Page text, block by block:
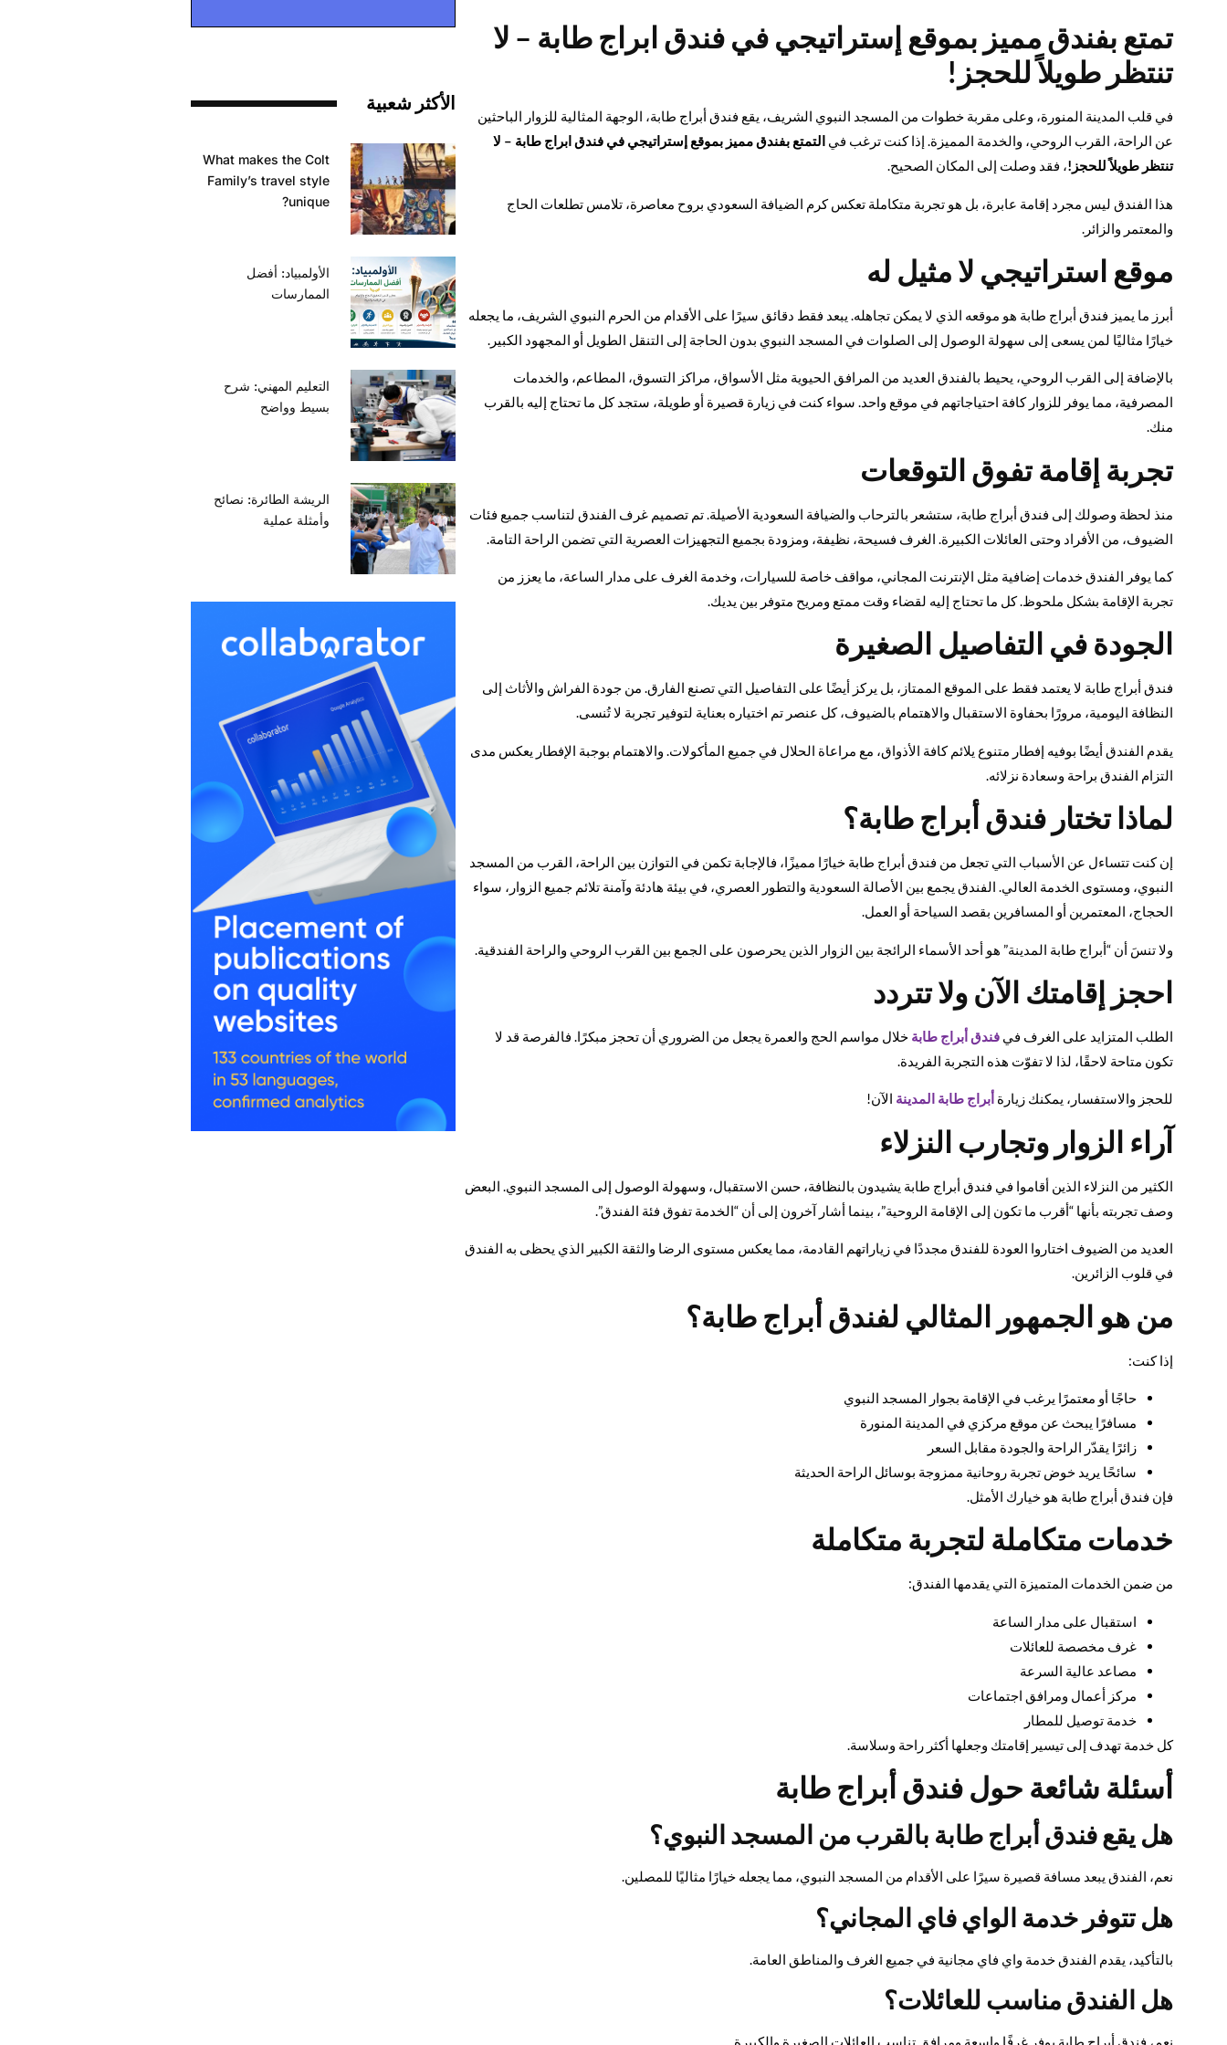
تمتع بفندق مميز بموقع إستراتيجي في فندق ابراج طابة – لا
تنتظر طويلاً للحجز!
في قلب المدينة المنورة، وعلى مقربة خطوات من المسجد النبوي الشريف، يقع فندق أبراج طابة، الوجهة المثالية للزوار الباحثين
عن الراحة، القرب الروحي، والخدمة المميزة. إذا كنت ترغب في التمتع بفندق مميز بموقع إستراتيجي في فندق ابراج طابة – لا
تنتظر طويلاً للحجز!، فقد وصلت إلى المكان الصحيح.
هذا الفندق ليس مجرد إقامة عابرة، بل هو تجربة متكاملة تعكس كرم الضيافة السعودي بروح معاصرة، تلامس تطلعات الحاج
والمعتمر والزائر.
موقع استراتيجي لا مثيل له
أبرز ما يميز فندق أبراج طابة هو موقعه الذي لا يمكن تجاهله. يبعد فقط دقائق سيرًا على الأقدام من الحرم النبوي الشريف، ما يجعله
خيارًا مثاليًا لمن يسعى إلى سهولة الوصول إلى الصلوات في المسجد النبوي بدون الحاجة إلى التنقل الطويل أو المجهود الكبير.
بالإضافة إلى القرب الروحي، يحيط بالفندق العديد من المرافق الحيوية مثل الأسواق، مراكز التسوق، المطاعم، والخدمات
المصرفية، مما يوفر للزوار كافة احتياجاتهم في موقع واحد. سواء كنت في زيارة قصيرة أو طويلة، ستجد كل ما تحتاج إليه بالقرب
منك.
تجربة إقامة تفوق التوقعات
منذ لحظة وصولك إلى فندق أبراج طابة، ستشعر بالترحاب والضيافة السعودية الأصيلة. تم تصميم غرف الفندق لتناسب جميع فئات
الضيوف، من الأفراد وحتى العائلات الكبيرة. الغرف فسيحة، نظيفة، ومزودة بجميع التجهيزات العصرية التي تضمن الراحة التامة.
كما يوفر الفندق خدمات إضافية مثل الإنترنت المجاني، مواقف خاصة للسيارات، وخدمة الغرف على مدار الساعة، ما يعزز من
تجربة الإقامة بشكل ملحوظ. كل ما تحتاج إليه لقضاء وقت ممتع ومريح متوفر بين يديك.
الجودة في التفاصيل الصغيرة
فندق أبراج طابة لا يعتمد فقط على الموقع الممتاز، بل يركز أيضًا على التفاصيل التي تصنع الفارق. من جودة الفراش والأثاث إلى
النظافة اليومية، مرورًا بحفاوة الاستقبال والاهتمام بالضيوف، كل عنصر تم اختياره بعناية لتوفير تجربة لا تُنسى.
يقدم الفندق أيضًا بوفيه إفطار متنوع يلائم كافة الأذواق، مع مراعاة الحلال في جميع المأكولات. والاهتمام بوجبة الإفطار يعكس مدى
التزام الفندق براحة وسعادة نزلائه.
لماذا تختار فندق أبراج طابة؟
إن كنت تتساءل عن الأسباب التي تجعل من فندق أبراج طابة خيارًا مميزًا، فالإجابة تكمن في التوازن بين الراحة، القرب من المسجد
النبوي، ومستوى الخدمة العالي. الفندق يجمع بين الأصالة السعودية والتطور العصري، في بيئة هادئة وآمنة تلائم جميع الزوار، سواء
الحجاج، المعتمرين أو المسافرين بقصد السياحة أو العمل.
ولا تنسَ أن “أبراج طابة المدينة” هو أحد الأسماء الرائجة بين الزوار الذين يحرصون على الجمع بين القرب الروحي والراحة الفندقية.
احجز إقامتك الآن ولا تتردد
الطلب المتزايد على الغرف في فندق أبراج طابة خلال مواسم الحج والعمرة يجعل من الضروري أن تحجز مبكرًا. فالفرصة قد لا
تكون متاحة لاحقًا، لذا لا تفوّت هذه التجربة الفريدة.
للحجز والاستفسار، يمكنك زيارة أبراج طابة المدينة الآن!
آراء الزوار وتجارب النزلاء
الكثير من النزلاء الذين أقاموا في فندق أبراج طابة يشيدون بالنظافة، حسن الاستقبال، وسهولة الوصول إلى المسجد النبوي. البعض
وصف تجربته بأنها “أقرب ما تكون إلى الإقامة الروحية”، بينما أشار آخرون إلى أن “الخدمة تفوق فئة الفندق”.
العديد من الضيوف اختاروا العودة للفندق مجددًا في زياراتهم القادمة، مما يعكس مستوى الرضا والثقة الكبير الذي يحظى به الفندق
في قلوب الزائرين.
من هو الجمهور المثالي لفندق أبراج طابة؟
إذا كنت:
حاجًا أو معتمرًا يرغب في الإقامة بجوار المسجد النبوي
مسافرًا يبحث عن موقع مركزي في المدينة المنورة
زائرًا يقدّر الراحة والجودة مقابل السعر
سائحًا يريد خوض تجربة روحانية ممزوجة بوسائل الراحة الحديثة
فإن فندق أبراج طابة هو خيارك الأمثل.
خدمات متكاملة لتجربة متكاملة
من ضمن الخدمات المتميزة التي يقدمها الفندق:
استقبال على مدار الساعة
غرف مخصصة للعائلات
مصاعد عالية السرعة
مركز أعمال ومرافق اجتماعات
خدمة توصيل للمطار
كل خدمة تهدف إلى تيسير إقامتك وجعلها أكثر راحة وسلاسة.
أسئلة شائعة حول فندق أبراج طابة
هل يقع فندق أبراج طابة بالقرب من المسجد النبوي؟
نعم، الفندق يبعد مسافة قصيرة سيرًا على الأقدام من المسجد النبوي، مما يجعله خيارًا مثاليًا للمصلين.
هل تتوفر خدمة الواي فاي المجاني؟
بالتأكيد، يقدم الفندق خدمة واي فاي مجانية في جميع الغرف والمناطق العامة.
هل الفندق مناسب للعائلات؟
نعم، فندق أبراج طابة يوفر غرفًا واسعة ومرافق تناسب العائلات الصغيرة والكبيرة.
الأكثر شعبية
What makes the Colt
Family’s travel style
unique?
الأولمبياد: أفضل
الممارسات
التعليم المهني: شرح
بسيط وواضح
الريشة الطائرة: نصائح
وأمثلة عملية